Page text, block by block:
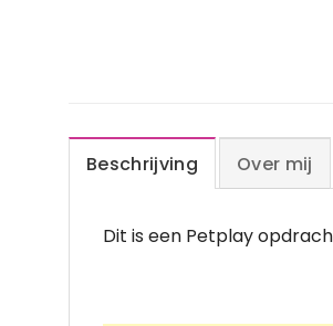
Beschrijving Over mij
Dit is een Petplay